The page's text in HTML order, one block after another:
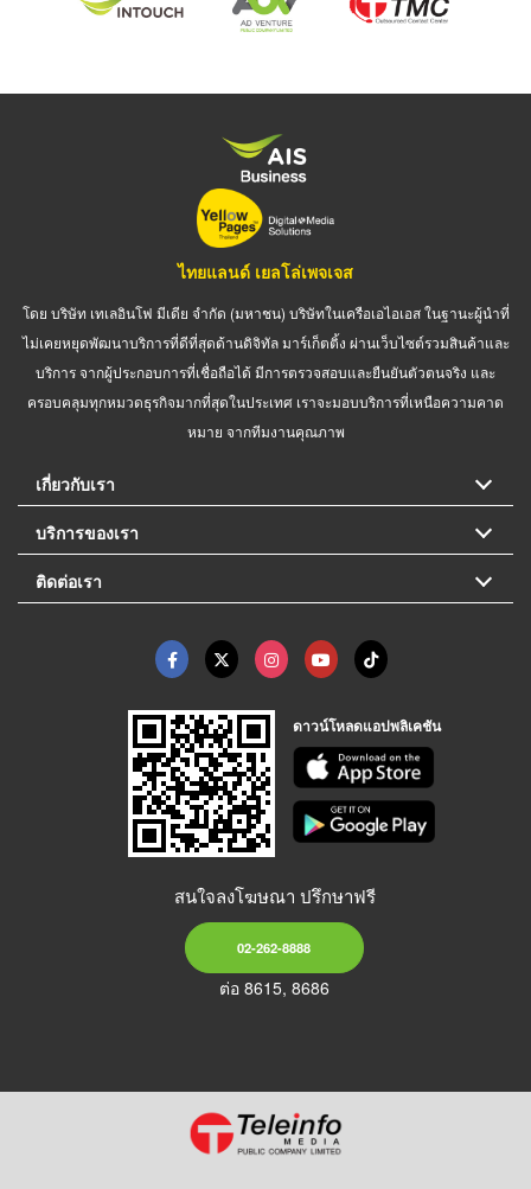
ไทยแลนด์ เยลโล่เพจเจส
โดย บริษัท เทเลอินโฟ มีเดีย จำกัด (มหาชน) บริษัทในเครือเอไอเอส ในฐานะผู้นำที่
ไม่เคยหยุดพัฒนาบริการที่ดีที่สุดด้านดิจิทัล มาร์เก็ตติ้ง ผ่านเว็บไซต์รวมสินค้าและ
บริการ จากผู้ประกอบการที่เชื่อถือได้ มีการตรวจสอบและยืนยันตัวตนจริง และ
ครอบคลุมทุกหมวดธุรกิจมากที่สุดในประเทศ เราจะมอบบริการที่เหนือความคาด
หมาย จากทีมงานคุณภาพ
เกี่ยวกับเรา
บริการของเรา
ติดต่อเรา
ดาวน์โหลดแอปพลิเคชัน
สนใจลงโฆษณา ปรึกษาฟรี
02-262-8888
ต่อ 8615, 8686